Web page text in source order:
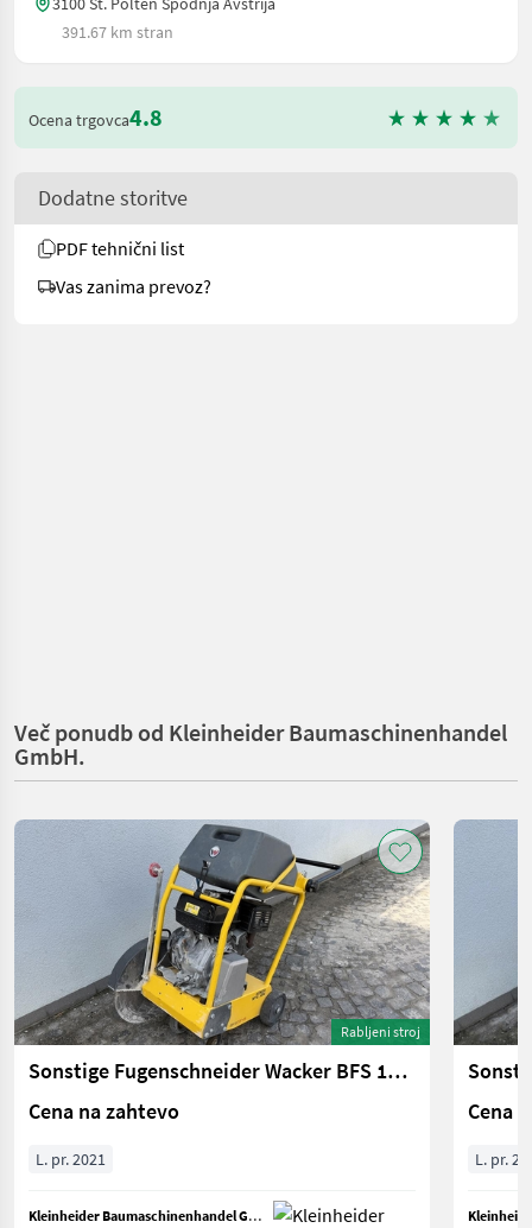
391.67 km stran
Ocena trgovca4.8
Dodatne storitve
PDF tehnični list
Vas zanima prevoz?
Več ponudb od Kleinheider Baumaschinenhandel
GmbH.
Rabljeni stroj
Sonstige Fugenschneider Wacker BFS 1345 CE
Cena na zahtevo
L. pr. 2021
Kleinheider Baumaschinenhandel GmbH.
Cena
L. pr.